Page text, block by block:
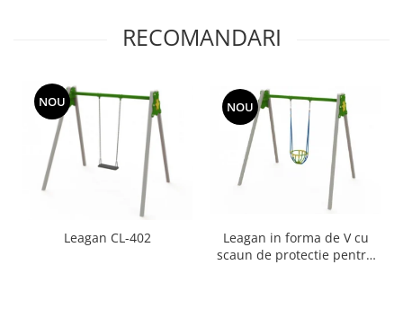
RECOMANDARI
NOU
Leagan CL-402
NOU
Leagan in forma de V cu
scaun de protectie pentru